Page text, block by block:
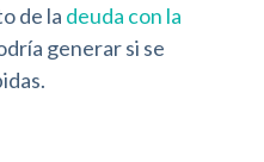
de la deuda con la
generar si se